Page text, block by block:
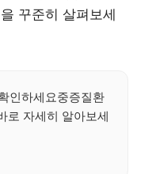
꾸준히 살펴보세
인하세요중증질환
로 자세히 알아보세